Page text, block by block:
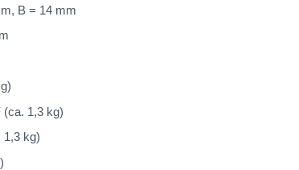
B = 14 mm
(ca. 1,3 kg)
1,3 kg)